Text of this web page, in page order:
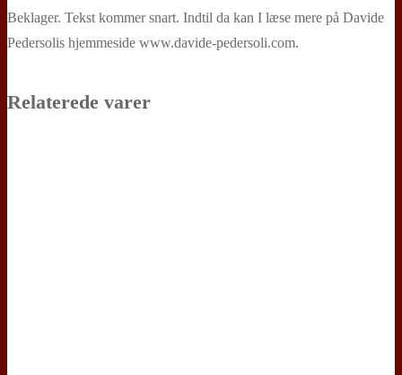
Beklager. Tekst kommer snart. Indtil da kan I læse mere på Davide
Pedersolis hjemmeside www.davide-pedersoli.com.
Relaterede varer